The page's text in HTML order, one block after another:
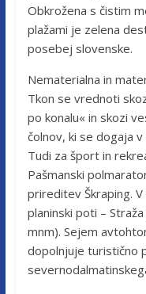
Obkrožena s čistim
plažami je zelena
posebej slovenske.
Nematerialna in
Tkon se vrednoti
po konalu« in skozi
čolnov, ki se dogaja
Tudi za šport in
Pašmanski
prireditev Škraping.
planinski poti –
mnm). Sejem
dopolnjuje turistično